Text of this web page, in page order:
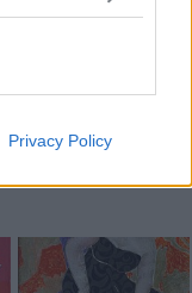
Privacy Policy
iscriviti alla
gratis tutti i giorni